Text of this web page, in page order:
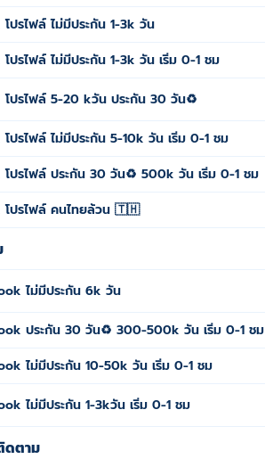
ปรไฟล์ ไม่มีประกัน 1-3k วัน
รไฟล์ ไม่มีประกัน 1-3k วัน เริ่ม 0-1 ชม
ปรไฟล์ 5-20 kวัน ประกัน 30 วัน♻️
ปรไฟล์ ไม่มีประกัน 5-10k วัน เริ่ม 0-1 ชม
ปรไฟล์ ประกัน 30 วัน♻️ 500k วัน เริ่ม 0-1 ชม
โปรไฟล์ คนไทยล้วน 🇹🇭
ไม่มีประกัน 6k วัน
ประกัน 30 วัน♻️ 300-500k วัน เริ่ม 0-1 ชม
ไม่มีประกัน 10-50k วัน เริ่ม 0-1 ชม
ไม่มีประกัน 1-3kวัน เริ่ม 0-1 ชม
ดตาม